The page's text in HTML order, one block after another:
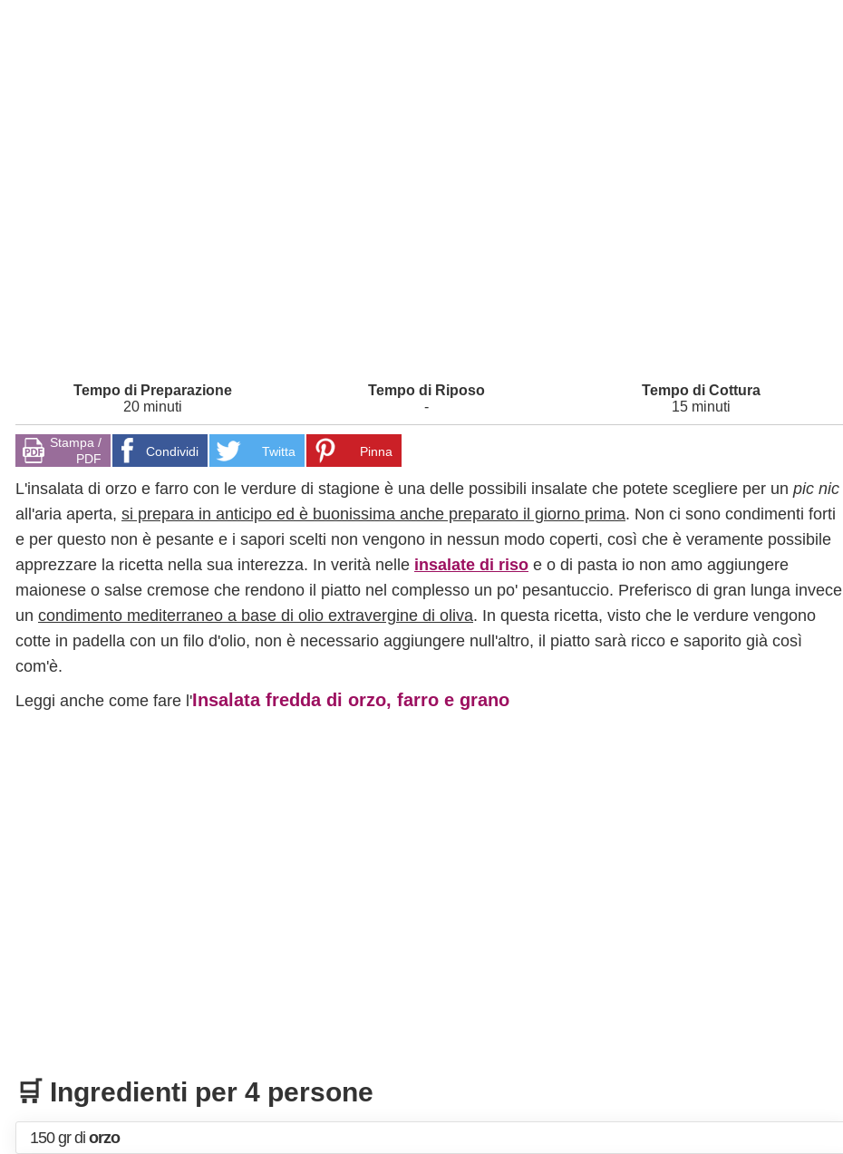
20 minuti - 15 minuti
Stampa /
PDF
Condividi Twitta Pinna
L'insalata di orzo e farro con le verdure di stagione è una delle possibili insalate che potete scegliere per un pic nic
all'aria aperta, si prepara in anticipo ed è buonissima anche preparato il giorno prima. Non ci sono condimenti forti
e per questo non è pesante e i sapori scelti non vengono in nessun modo coperti, così che è veramente possibile
apprezzare la ricetta nella sua interezza. In verità nelle insalate di riso e o di pasta io non amo aggiungere
maionese o salse cremose che rendono il piatto nel complesso un po' pesantuccio. Preferisco di gran lunga invece
un condimento mediterraneo a base di olio extravergine di oliva. In questa ricetta, visto che le verdure vengono
cotte in padella con un filo d'olio, non è necessario aggiungere null'altro, il piatto sarà ricco e saporito già così
com'è.
Leggi anche come fare l'Insalata fredda di orzo, farro e grano
🛒 Ingredienti per 4 persone
150 gr di orzo